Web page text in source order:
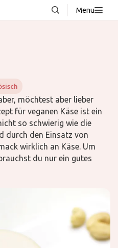
Menu
Rezepte
möchtest aber lieber
für veganen Käse ist ein
so schwierig wie die
durch den Einsatz von
wirklich an Käse. Um
du nur ein gutes